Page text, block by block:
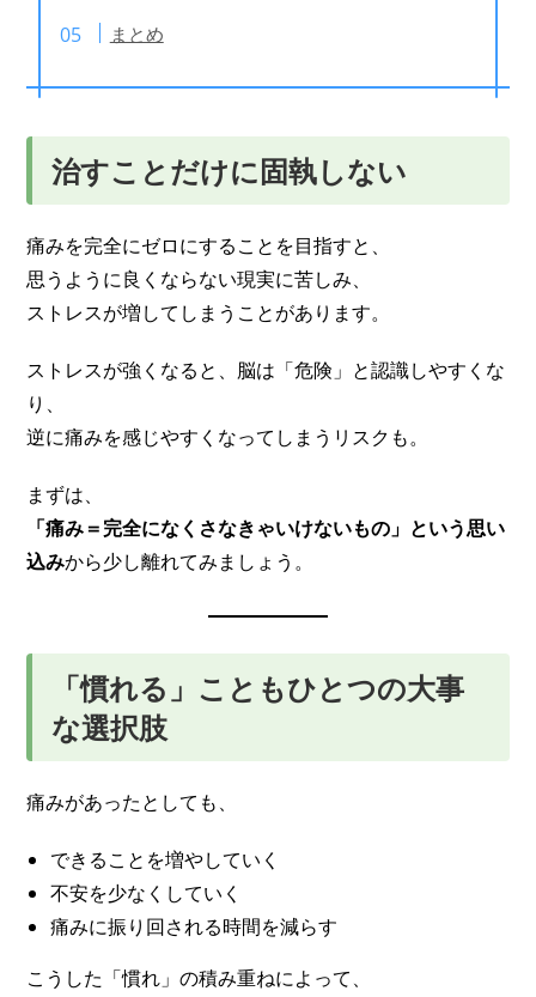
まとめ
治すことだけに固執しない
痛みを完全にゼロにすることを目指すと、
思うように良くならない現実に苦しみ、
ストレスが増してしまうことがあります。
ストレスが強くなると、脳は「危険」と認識しやすくな
り、
逆に痛みを感じやすくなってしまうリスクも。
まずは、
「痛み＝完全になくさなきゃいけないもの」という思い
込みから少し離れてみましょう。
「慣れる」こともひとつの大事
な選択肢
痛みがあったとしても、
できることを増やしていく
不安を少なくしていく
痛みに振り回される時間を減らす
こうした「慣れ」の積み重ねによって、